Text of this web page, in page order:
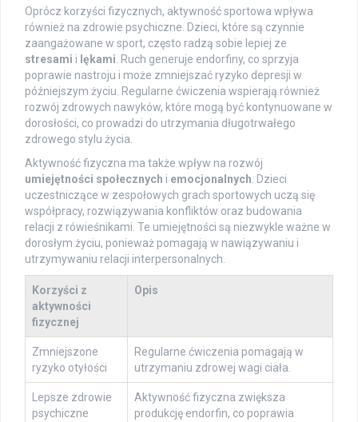
Oprócz korzyści fizycznych, aktywność sportowa wpływa
również na zdrowie psychiczne. Dzieci, które są czynnie
zaangażowane w sport, często radzą sobie lepiej ze
stresami i lękami. Ruch generuje endorfiny, co sprzyja
poprawie nastroju i może zmniejszać ryzyko depresji w
późniejszym życiu. Regularne ćwiczenia wspierają również
rozwój zdrowych nawyków, które mogą być kontynuowane w
dorosłości, co prowadzi do utrzymania długotrwałego
zdrowego stylu życia.
Aktywność fizyczna ma także wpływ na rozwój
umiejętności społecznych i emocjonalnych. Dzieci
uczestniczące w zespołowych grach sportowych uczą się
współpracy, rozwiązywania konfliktów oraz budowania
relacji z rówieśnikami. Te umiejętności są niezwykle ważne w
dorosłym życiu, ponieważ pomagają w nawiązywaniu i
utrzymywaniu relacji interpersonalnych.
Korzyści z
aktywności
fizycznej
Opis
Zmniejszone
ryzyko otyłości
Regularne ćwiczenia pomagają w
utrzymaniu zdrowej wagi ciała.
Lepsze zdrowie
psychiczne
Aktywność fizyczna zwiększa
produkcję endorfin, co poprawia